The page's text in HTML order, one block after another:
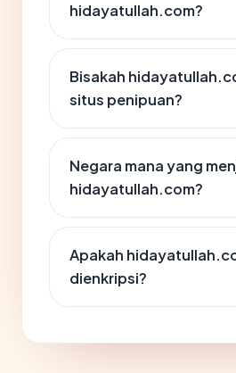
hidayatullah.com?
Bisakah
situs penipuan?
Negara mana yang
hidayatullah.com?
Apakah
dienkripsi?